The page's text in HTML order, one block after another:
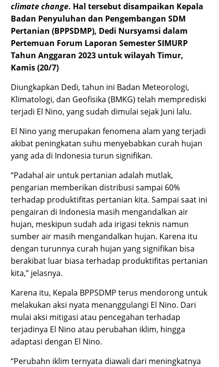
climate change. Hal tersebut disampaikan Kepala
Badan Penyuluhan dan Pengembangan SDM
Pertanian (BPPSDMP), Dedi Nursyamsi dalam
Pertemuan Forum Laporan Semester SIMURP
Tahun Anggaran 2023 untuk wilayah Timur,
Kamis (20/7)
Diungkapkan Dedi, tahun ini Badan Meteorologi,
Klimatologi, dan Geofisika (BMKG) telah memprediski
terjadi El Nino, yang sudah dimulai sejak Juni lalu.
El Nino yang merupakan fenomena alam yang terjadi
akibat peningkatan suhu menyebabkan curah hujan
yang ada di Indonesia turun signifikan.
“Padahal air untuk pertanian adalah mutlak,
pengarian memberikan distribusi sampai 60%
terhadap produktifitas pertanian kita. Sampai saat ini
pengairan di Indonesia masih mengandalkan air
hujan, meskipun sudah ada irigasi teknis namun
sumber air masih mengandalkan hujan. Karena itu
dengan turunnya curah hujan yang signifikan bisa
berakibat luar biasa terhadap produktifitas pertanian
kita,” jelasnya.
Karena itu, Kepala BPPSDMP terus mendorong untuk
melakukan aksi nyata menanggulangi El Nino. Dari
mulai aksi mitigasi atau pencegahan terhadap
terjadinya El Nino atau perubahan iklim, hingga
adaptasi dengan El Nino.
“Perubahn iklim ternyata diawali dari meningkatnya